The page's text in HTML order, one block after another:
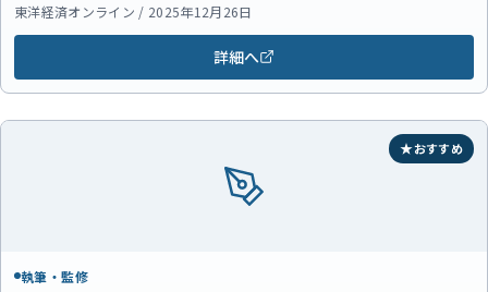
東洋経済オンライン / 2025年12月26日
詳細へ
おすすめ
執筆・監修